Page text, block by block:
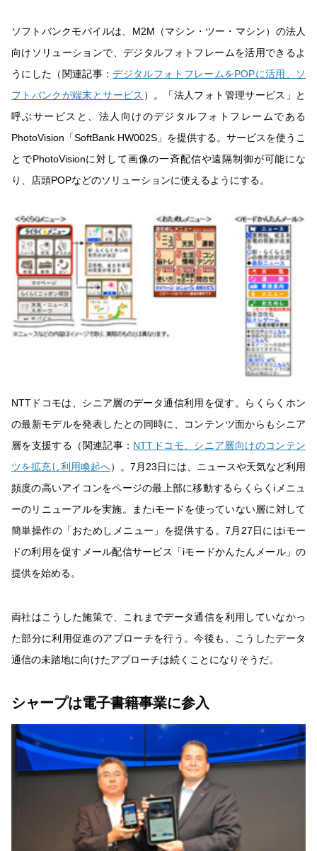
ソフトバンクモバイルは、M2M（マシン・ツー・マシン）の法人
向けソリューションで、デジタルフォトフレームを活用できるよ
うにした（関連記事：デジタルフォトフレームをPOPに活用、ソ
フトバンクが端末とサービス ）。「法人フォト管理サービス」と
呼ぶサービスと、法人向けのデジタルフォトフレームである
PhotoVision「SoftBank HW002S」を提供する。サービスを使うこ
とでPhotoVisionに対して画像の一斉配信や遠隔制御が可能にな
り、店頭POPなどのソリューションに使えるようにする。
NTTドコモは、シニア層のデータ通信利用を促す。らくらくホン
の最新モデルを発表したとの同時に、コンテンツ面からもシニア
層を支援する（関連記事： NTTドコモ、シニア層向けのコンテン
ツを拡充し利用喚起へ）。7月23日には、ニュースや天気など利用
頻度の高いアイコンをページの最上部に移動するらくらくiメニュ
ーのリニューアルを実施。またiモードを使っていない層に対して
簡単操作の「おためしメニュー」を提供する。7月27日にはiモー
ドの利用を促すメール配信サービス「iモードかんたんメール」の
提供を始める。
両社はこうした施策で、これまでデータ通信を利用していなかっ
た部分に利用促進のアプローチを行う。今後も、こうしたデータ
通信の未踏地に向けたアプローチは続くことになりそうだ。
シャープは電子書籍事業に参入